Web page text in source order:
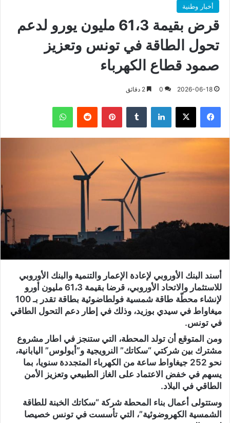
أخبار وطنية
قرض بقيمة 61،3 مليون يورو لدعم
تحول الطاقة في تونس وتعزيز
صمود قطاع الكهرباء
2026-06-18
0
فيسبوك X لينكدإن بينتيريست واتساب
أسند البنك الأوروبي لإعادة الإعمار والتنمية والبنك الأوروبي
للاستثمار والاتحاد الأوروبي، قرضا بقيمة 61،3 مليون أورو
لإنشاء محطّة طاقة شمسية فولطاضوئية بطاقة تقدر بـ 100
ميغاواط في سيدي بوزيد، وذلك في إطار دعم التحول الطاقي
في تونس.
ومن المتوقع أن تولد المحطة، التي ستنجز في اطار مشروع
مشترك بين شركتي “سكاتك” النرويجية و”أيولوس” اليابانية،
نحو 252 جيغاواط ساعة من الكهرباء المتجددة سنويا، بما
يسهم في خفض الاعتماد على الغاز الطبيعي وتعزيز الأمن
الطاقي في البلاد.
وستتولى أعمال بناء المحطة شركة “سكاتك الخبنة للطاقة
الشمسية الكهروضوئية”، التي تأسست في تونس خصيصا